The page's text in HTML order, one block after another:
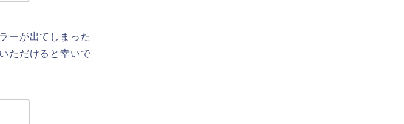
ーが出てしまった
ただけると幸いで